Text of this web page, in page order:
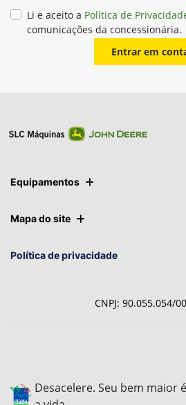
Li e aceito a Política de
comunicações da concessionária.
Entrar em
Equipamentos
Mapa do site
Política de privacidade
CNPJ: 90.055.054/
Desacelere. Seu bem maior é